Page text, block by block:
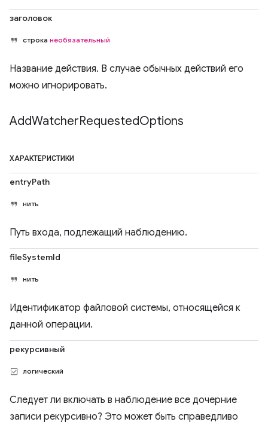
заголовок
строка необязательный
Название действия. В случае обычных действий его
можно игнорировать.
AddWatcherRequestedOptions
ХАРАКТЕРИСТИКИ
entryPath
нить
Путь входа, подлежащий наблюдению.
fileSystemId
нить
Идентификатор файловой системы, относящейся к
данной операции.
рекурсивный
логический
Следует ли включать в наблюдение все дочерние
записи рекурсивно? Это может быть справедливо